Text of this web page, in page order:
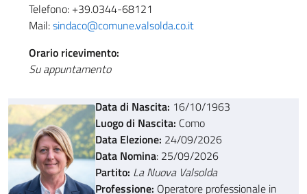
Telefono: +39.0344-68121
Mail:sindaco@comune.valsolda.co.it
Orario ricevimento:
Su appuntamento
Data di Nascita: 16/10/1963
Luogo di Nascita: Como
Data Elezione: 24/09/2026
Data Nomina: 25/09/2026
Partito: La Nuova Valsolda
Professione: Operatore professionale in